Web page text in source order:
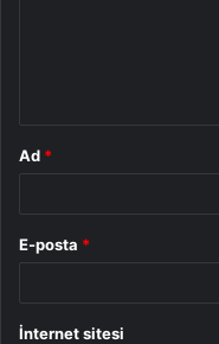
Ad *
E-posta *
İnternet sitesi